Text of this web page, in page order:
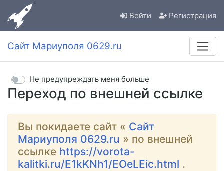
Войти Регистрация
Сайт Мариуполя 0629.ru
Переход по внешней ссылке
Не предупреждать меня больше
Вы покидаете сайт « Сайт
Мариуполя 0629.ru » по внешней
ссылке https://vorota-
kalitki.ru/E1kKNh1/EOeLEic.html .